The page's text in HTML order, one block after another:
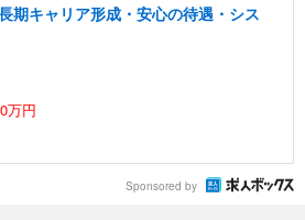
期キャリア形成・安心の待遇・シス
万円
Sponsored by